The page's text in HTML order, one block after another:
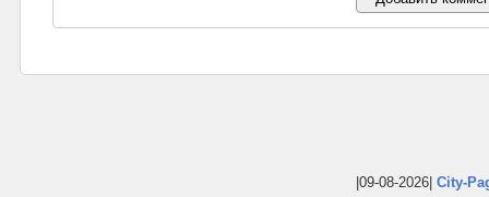
|09-08-2026| City-